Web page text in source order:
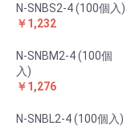
N-SNBS2-4 (100個入)
￥1,232
N-SNBM2-4 (100個
入)
￥1,276
N-SNBL2-4 (100個入)